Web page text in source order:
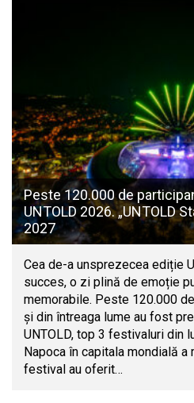
Peste 120.000 de
UNTOLD 2026. „UNTOLD
2027
Cea de-a unsprezecea ediție
succes, o zi plină de emoție
memorabile. Peste 120.000
și din întreaga lume au fost
UNTOLD, top 3 festivaluri din
Napoca în capitala mondială
festival au oferit…